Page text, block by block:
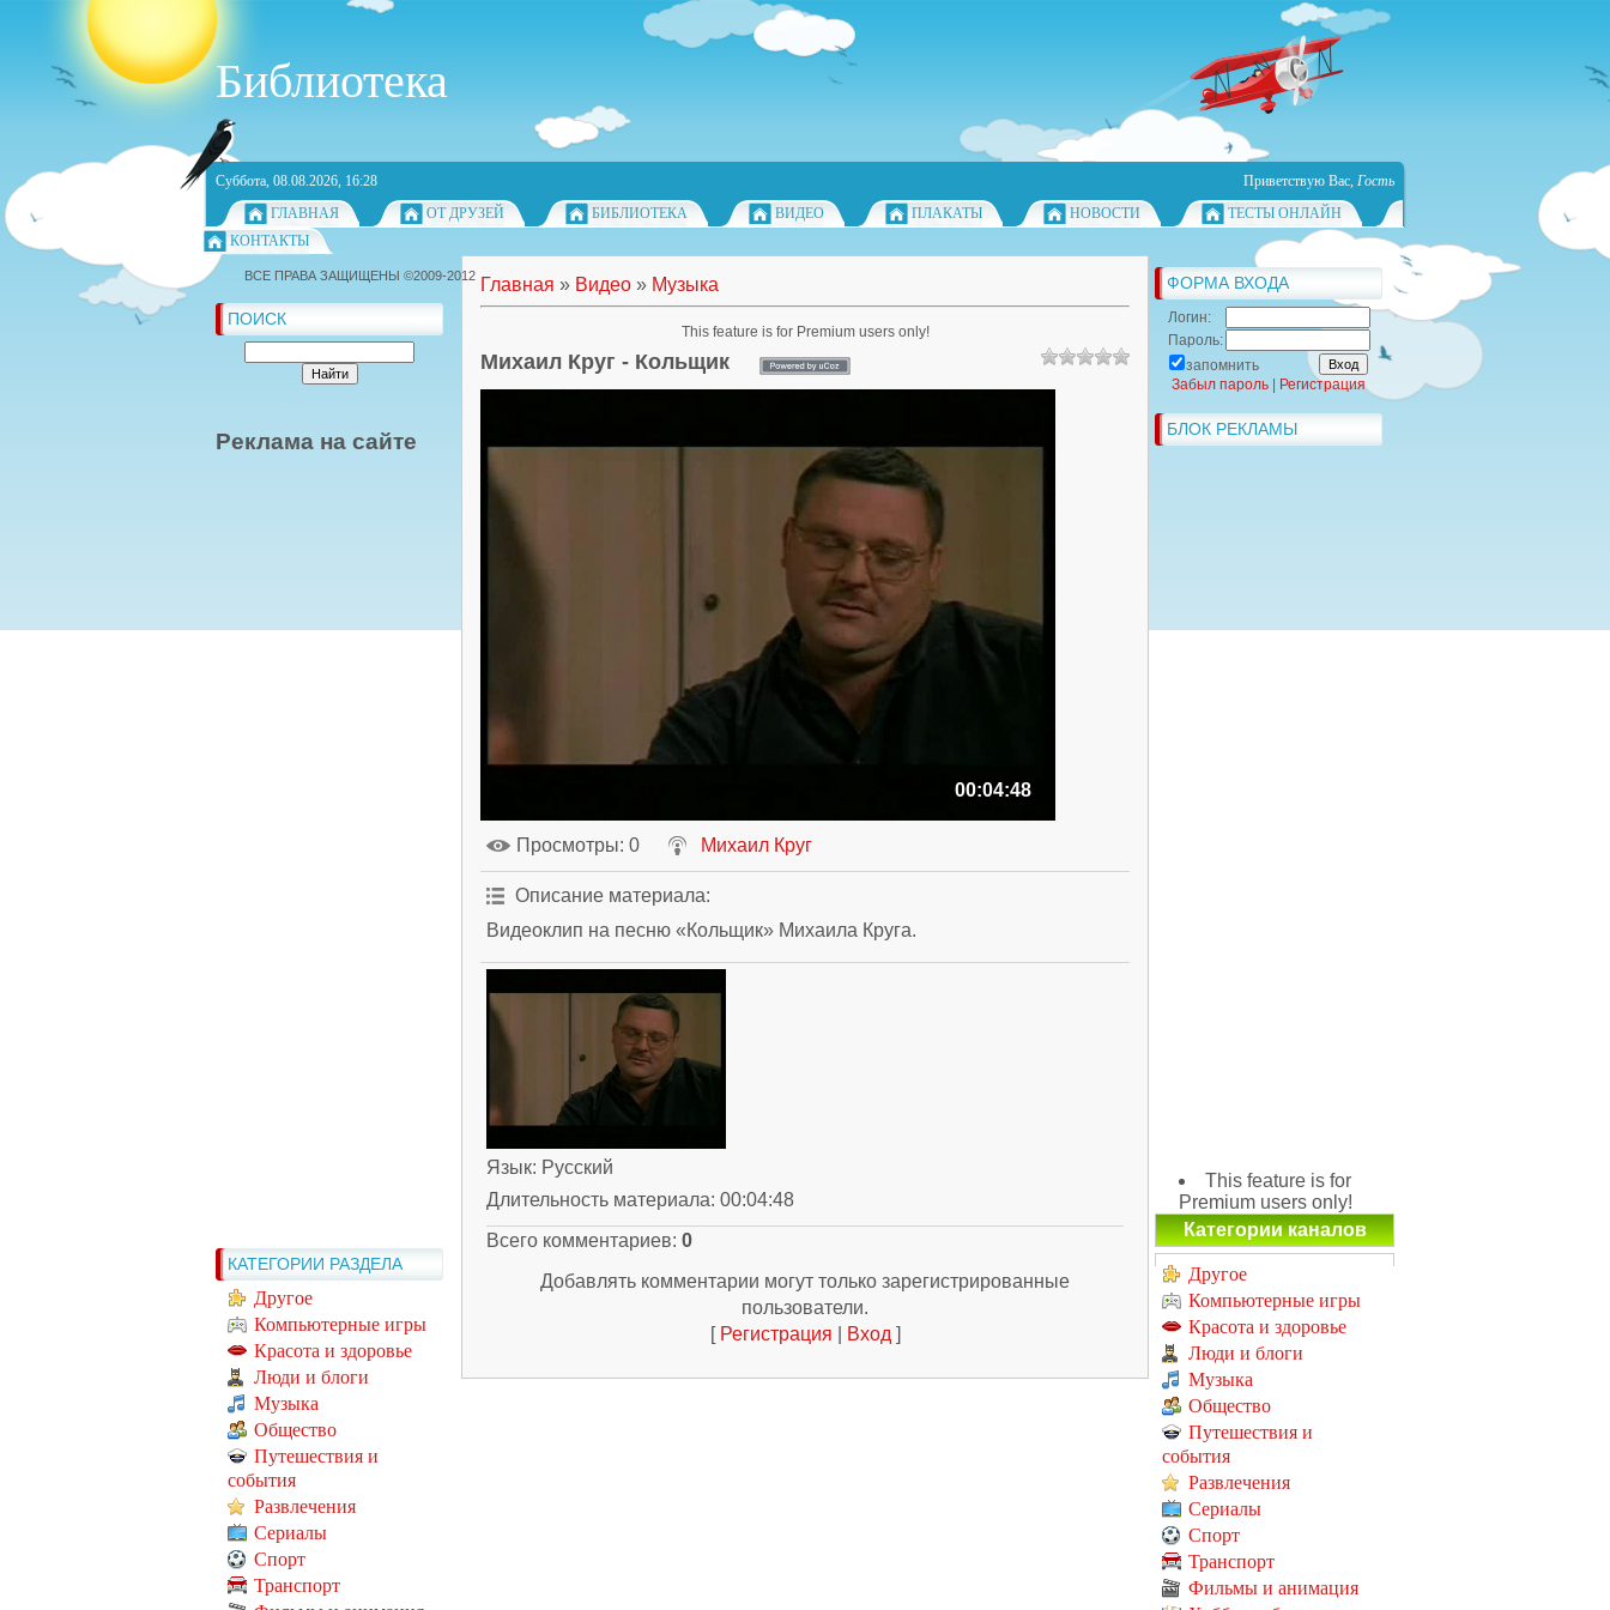
Библиотека
Суббота, 08.08.2026, 16:28 Приветствую Вас, Гость
ГЛАВНАЯ
ОТ ДРУЗЕЙ БИБЛИОТЕКА ВИДЕО ПЛАКАТЫ НОВОСТИ
ТЕСТЫ ОНЛАЙН
КОНТАКТЫ
ПОИСК
Реклама на сайте
КАТЕГОРИИ РАЗДЕЛА
Другое
Компьютерные игры
Красота и здоровье
Люди и блоги
Музыка
Общество
Путешествия и
события
Развлечения
Сериалы
Спорт
Транспорт
Главная » Видео » Музыка
Михаил Круг - Кольщик
00:04:48
Просмотры: 0 Михаил Круг
Описание материала:
Видеоклип на песню «Кольщик» Михаила Круга.
Язык: Русский
Длительность материала: 00:04:48
Всего комментариев: 0
Добавлять комментарии могут только зарегистрированные
пользователи.
[ Регистрация Вход ]
ФОРМА ВХОДА
Логин:
Пароль:
запомнить
Забыл пароль
Регистрация
БЛОК РЕКЛАМЫ
This feature is for
Premium users only!
Категории каналов
Другое
Компьютерные игры
Красота и здоровье
Люди и блоги
Музыка
Общество
Путешествия и
события
Развлечения
Сериалы
Спорт
Транспорт
Фильмы и анимация
ВСЕ ПРАВА ЗАЩИЩЕНЫ ©2009-2012
This feature is for Premium users only!